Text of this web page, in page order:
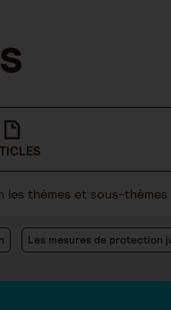
thèmes et sous-
Les mesures de protection